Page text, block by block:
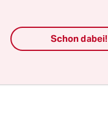
Schon dabei!